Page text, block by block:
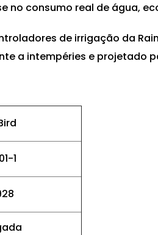
no consumo real de água,
de irrigação da
a intempéries e projetado
1